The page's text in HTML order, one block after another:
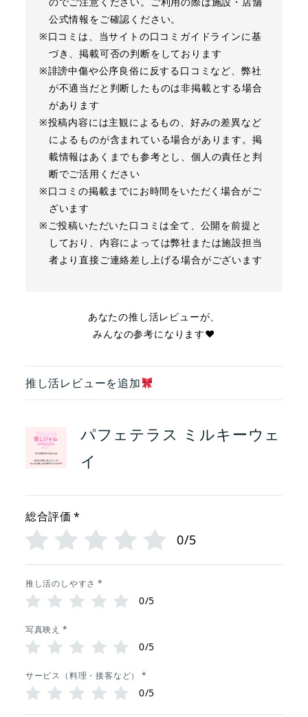
公式情報をご確認ください。
※口コミは、当サイトの口コミガイドラインに基
づき、掲載可否の判断をしております
※誹謗中傷や公序良俗に反する口コミなど、弊社
が不適当だと判断したものは非掲載とする場合
があります
※投稿内容には主観によるもの、好みの差異など
によるものが含まれている場合があります。掲
載情報はあくまでも参考とし、個人の責任と判
断でご活用ください
※口コミの掲載までにお時間をいただく場合がご
ざいます
※ご投稿いただいた口コミは全て、公開を前提と
しており、内容によっては弊社または施設担当
者より直接ご連絡差し上げる場合がございます
あなたの推し活レビューが、
みんなの参考になります❤︎
推し活レビューを追加
パフェテラス ミルキーウェ
イ
総合評価 *
0/5
推し活のしやすさ *
0/5
写真映え *
0/5
サービス（料理・接客など） *
0/5